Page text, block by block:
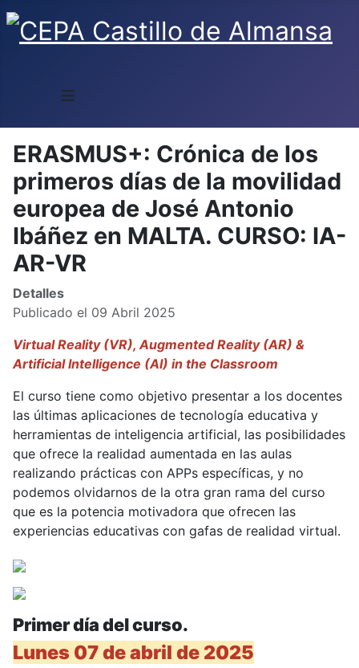
≡
ERASMUS+: Crónica de los
primeros días de la movilidad
europea de José Antonio
Ibáñez en MALTA. CURSO: IA-
AR-VR
Detalles
Publicado el 09 Abril 2025
Virtual Reality (VR), Augmented Reality (AR) &
Artificial Intelligence (AI) in the Classroom
El curso tiene como objetivo presentar a los docentes
las últimas aplicaciones de tecnología educativa y
herramientas de inteligencia artificial, las posibilidades
que ofrece la realidad aumentada en las aulas
realizando prácticas con APPs específicas, y no
podemos olvidarnos de la otra gran rama del curso
que es la potencia motivadora que ofrecen las
experiencias educativas con gafas de realidad virtual.
Primer día del curso.
Lunes 07 de abril de 2025